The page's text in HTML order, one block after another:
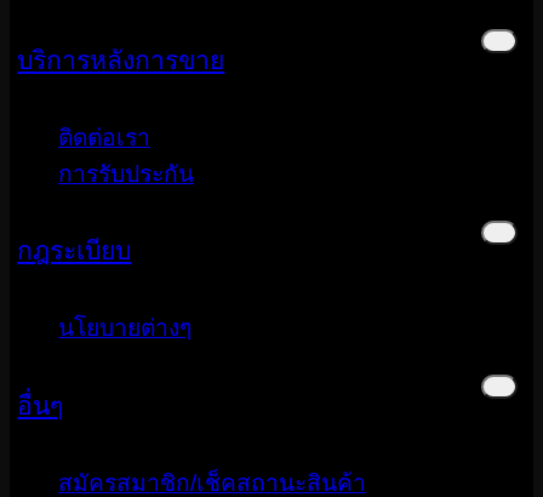
บริการหลังการขาย
ติดต่อเรา
การรับประกัน
กฎระเบียบ
นโยบายต่างๆ
อื่นๆ
สมัครสมาชิก/เช็คสถานะสินค้า